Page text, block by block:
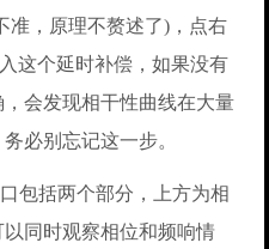
准，原理不赘述了)，点右
这个延时补偿，如果没有
会发现相干性曲线在大量
必别忘记这一步。
包括两个部分，上方为相
同时观察相位和频响情